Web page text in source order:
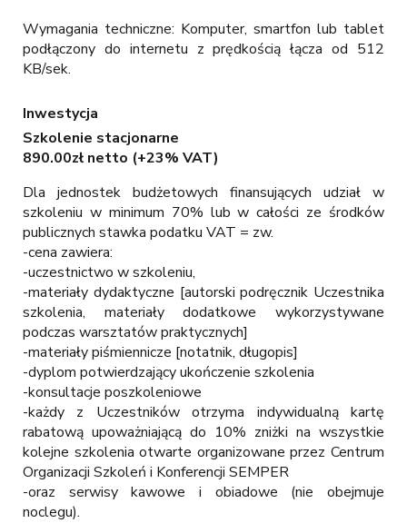
Wymagania techniczne: Komputer, smartfon lub tablet
podłączony do internetu z prędkością łącza od 512
KB/sek.
Inwestycja
Szkolenie stacjonarne
890.00zł netto (+23% VAT)
Dla jednostek budżetowych finansujących udział w
szkoleniu w minimum 70% lub w całości ze środków
publicznych stawka podatku VAT = zw.
-cena zawiera:
-uczestnictwo w szkoleniu,
-materiały dydaktyczne [autorski podręcznik Uczestnika
szkolenia, materiały dodatkowe wykorzystywane
podczas warsztatów praktycznych]
-materiały piśmiennicze [notatnik, długopis]
-dyplom potwierdzający ukończenie szkolenia
-konsultacje poszkoleniowe
-każdy z Uczestników otrzyma indywidualną kartę
rabatową upoważniającą do 10% zniżki na wszystkie
kolejne szkolenia otwarte organizowane przez Centrum
Organizacji Szkoleń i Konferencji SEMPER
-oraz serwisy kawowe i obiadowe (nie obejmuje
noclegu).